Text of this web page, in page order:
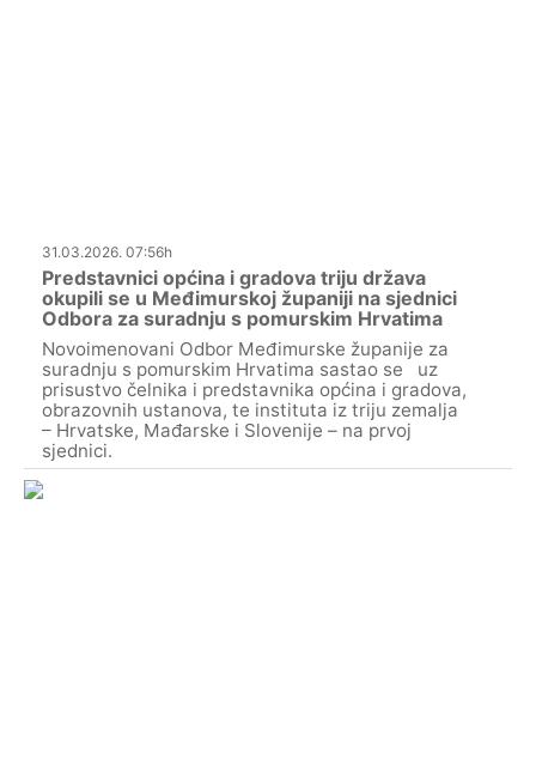
31.03.2026. 07:56h
Predstavnici općina i gradova triju država
okupili se u Međimurskoj županiji na sjednici
Odbora za suradnju s pomurskim Hrvatima
Novoimenovani Odbor Međimurske županije za
suradnju s pomurskim Hrvatima sastao se uz
prisustvo čelnika i predstavnika općina i gradova,
obrazovnih ustanova, te instituta iz triju zemalja
– Hrvatske, Mađarske i Slovenije – na prvoj
sjednici.